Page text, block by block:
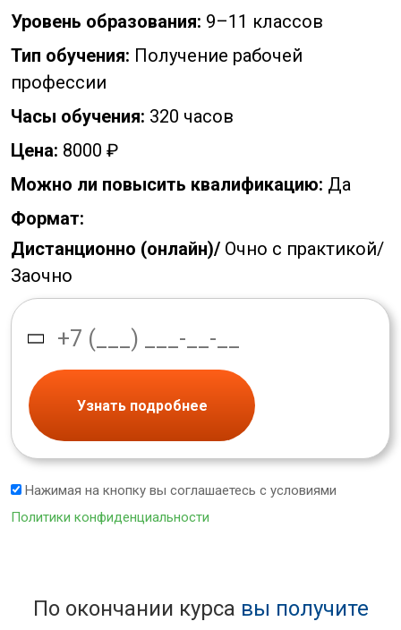
Уровень образования: 9–11 классов
Тип обучения: Получение рабочей
профессии
Часы обучения: 320 часов
Цена: 8000 ₽
Можно ли повысить квалификацию: Да
Формат:
Дистанционно (онлайн)/ Очно с практикой/
Заочно
Узнать подробнее
Нажимая на кнопку вы соглашаетесь с условиями
Политики конфиденциальности
По окончании курса вы получите